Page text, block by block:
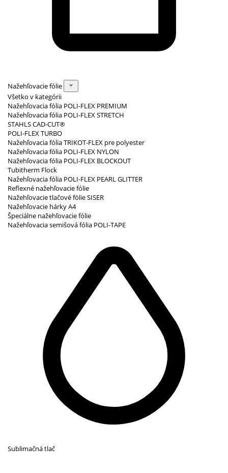
Nažehľovacie fólie
Všetko v kategórii
Nažehľovacia fólia POLI-FLEX PREMIUM
Nažehľovacia fólia POLI-FLEX STRETCH
STAHLS CAD-CUT®
POLI-FLEX TURBO
Nažehľovacia fólia TRIKOT-FLEX pre polyester
Nažehľovacia fólia POLI-FLEX NYLON
Nažehľovacia fólia POLI-FLEX BLOCKOUT
Tubitherm Flock
Nažehľovacia fólia POLI-FLEX PEARL GLITTER
Reflexné nažehľovacie fólie
Nažehľovacie tlačové fólie SISER
Nažehľovacie hárky A4
Špeciálne nažehľovacie fólie
Nažehľovacia semišová fólia POLI-TAPE
Sublimačná tlač